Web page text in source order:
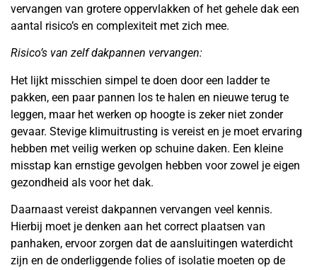
vervangen van grotere oppervlakken of het gehele dak een
aantal risico’s en complexiteit met zich mee.
Risico’s van zelf dakpannen vervangen:
Het lijkt misschien simpel te doen door een ladder te
pakken, een paar pannen los te halen en nieuwe terug te
leggen, maar het werken op hoogte is zeker niet zonder
gevaar. Stevige klimuitrusting is vereist en je moet ervaring
hebben met veilig werken op schuine daken. Een kleine
misstap kan ernstige gevolgen hebben voor zowel je eigen
gezondheid als voor het dak.
Daarnaast vereist dakpannen vervangen veel kennis.
Hierbij moet je denken aan het correct plaatsen van
panhaken, ervoor zorgen dat de aansluitingen waterdicht
zijn en de onderliggende folies of isolatie moeten op de